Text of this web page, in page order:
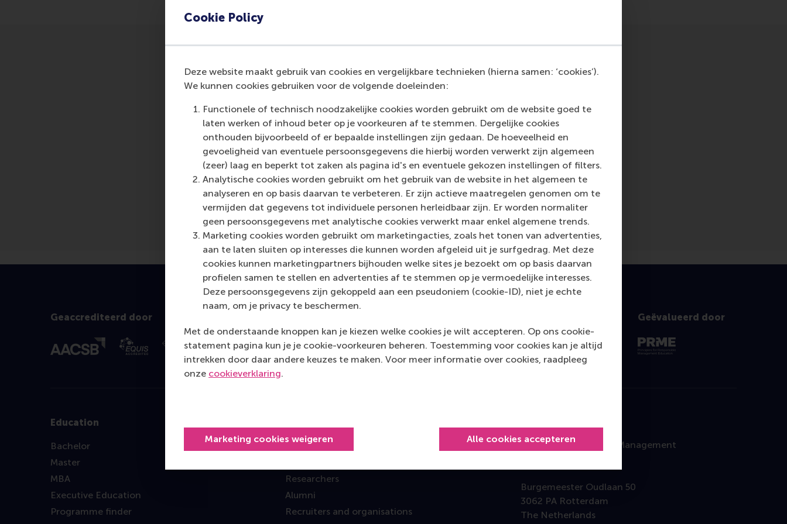
Cookie Policy
Deze website maakt gebruik van cookies en vergelijkbare technieken (hierna samen: ‘cookies’).
We kunnen cookies gebruiken voor de volgende doeleinden:
Functionele of technisch noodzakelijke cookies worden gebruikt om de website goed te
laten werken of inhoud beter op je voorkeuren af te stemmen. Dergelijke cookies
onthouden bijvoorbeeld of er bepaalde instellingen zijn gedaan. De hoeveelheid en
gevoeligheid van eventuele persoonsgegevens die hierbij worden verwerkt zijn algemeen
(zeer) laag en beperkt tot zaken als pagina id's en eventuele gekozen instellingen of filters.
Analytische cookies worden gebruikt om het gebruik van de website in het algemeen te
analyseren en op basis daarvan te verbeteren. Er zijn actieve maatregelen genomen om te
vermijden dat gegevens tot individuele personen herleidbaar zijn. Er worden normaliter
geen persoonsgegevens met analytische cookies verwerkt maar enkel algemene trends.
Marketing cookies worden gebruikt om marketingacties, zoals het tonen van advertenties,
aan te laten sluiten op interesses die kunnen worden afgeleid uit je surfgedrag. Met deze
cookies kunnen marketingpartners bijhouden welke sites je bezoekt om op basis daarvan
profielen samen te stellen en advertenties af te stemmen op je vermoedelijke interesses.
Deze persoonsgegevens zijn gekoppeld aan een pseudoniem (cookie-ID), niet je echte
naam, om je privacy te beschermen.
Met de onderstaande knoppen kan je kiezen welke cookies je wilt accepteren. Op ons cookie-
statement pagina kun je je cookie-voorkeuren beheren. Toestemming voor cookies kan je altijd
intrekken door daar andere keuzes te maken. Voor meer informatie over cookies, raadpleeg
onze cookieverklaring.
Marketing cookies weigeren Alle cookies accepteren
Media Outlets
Eindhovens Dagblad(Unknown)
Geaccrediteerd door Geëvalueerd door
Education
Bachelor
Master
MBA
Executive Education
Programme finder
Future students
Researchers
Alumni
Recruiters and organisations
Rotterdam School of Management
Burgemeester Oudlaan 50
3062 PA Rotterdam
The Netherlands